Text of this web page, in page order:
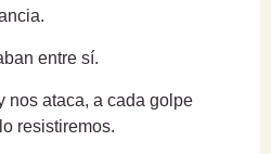
entre sí.
nos ataca, a cada golpe
resistiremos.